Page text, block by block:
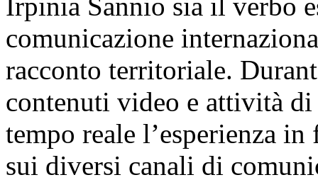
comunicazione
racconto territoriale.
contenuti video e attività
tempo reale l’esperienza
sui diversi canali di